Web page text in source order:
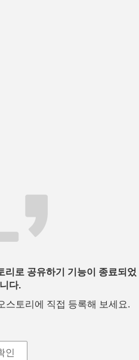
로 공유하기 기능이 종료되었
다.
스토리에 직접 등록해 보세요.
인